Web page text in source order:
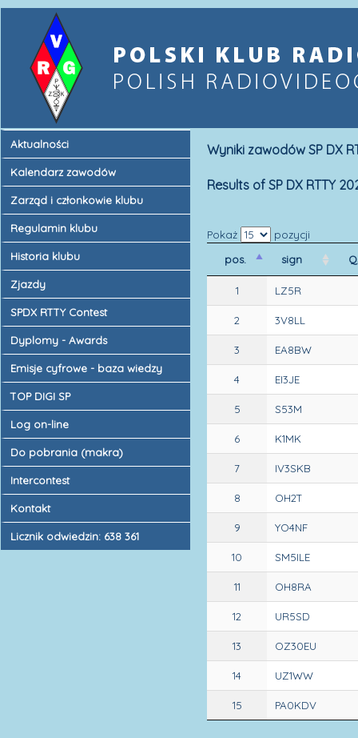
Aktualności
Kalendarz zawodów
Zarząd i członkowie klubu
Regulamin klubu
Historia klubu
Zjazdy
SPDX RTTY Contest
Dyplomy - Awards
Emisje cyfrowe - baza wiedzy
TOP DIGI SP
Log on-line
Do pobrania (makra)
Intercontest
Kontakt
Licznik odwiedzin: 638 361
Wyniki zawodów SP DX
Results of SP DX RTTY
Pokaż
pozycji
pos.
sign
1 LZ5R
2 3V8LL
3 EA8BW
4 EI3JE
5 S53M
6 K1MK
7 IV3SKB
8 OH2T
9 YO4NF
10 SM5ILE
11 OH8RA
12 UR5SD
13 OZ30EU
14 UZ1WW
15 PA0KDV